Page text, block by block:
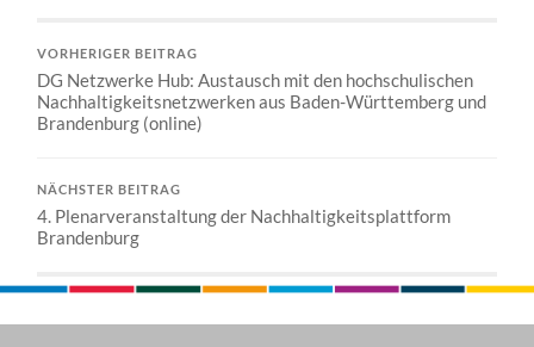
VORHERIGER BEITRAG
DG Netzwerke Hub: Austausch mit den hochschulischen
Nachhaltigkeitsnetzwerken aus Baden-Württemberg und
Brandenburg (online)
NÄCHSTER BEITRAG
4. Plenarveranstaltung der Nachhaltigkeitsplattform
Brandenburg